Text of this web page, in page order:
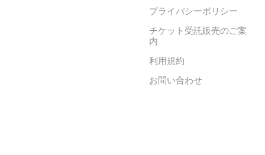
プライバシーポリシー
チケット受託販売のご案
内
利用規約
お問い合わせ